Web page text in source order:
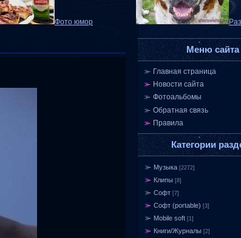
Фото юмор
Меню сайта
Главная страница
Новости сайта
Фотоальбомы
Обратная связь
Правила
Категории
Музыка [2272]
Клипы [8]
Софт [7]
Софт (portable) [3]
Mobile soft [1]
Книги/Журналы [2]